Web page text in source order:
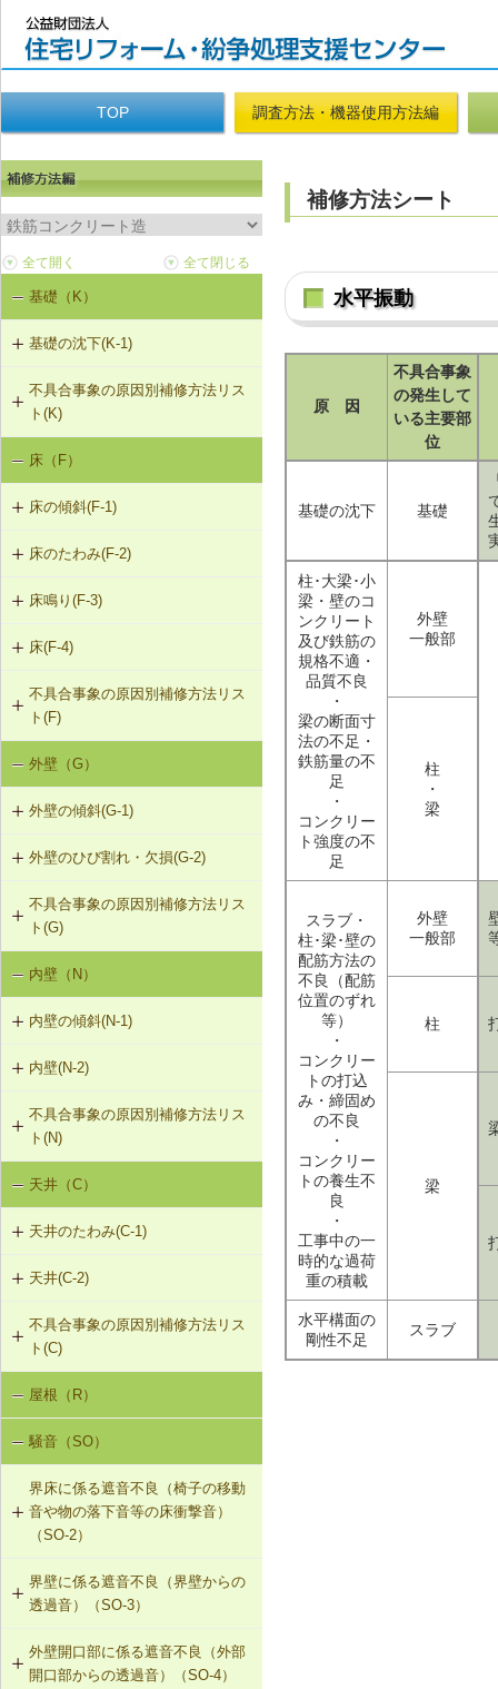
TOP 調査方法・機器使用方法編
基礎（K）
基礎の沈下(K-1)
K-1-702 耐圧版工法
K-1-703 グラウト注入工法
K-1-704 アンダーピニング工法
不具合事象の原因別補修方法リス
ト(K)
基礎の沈下（K-1）
床（F）
床の傾斜(F-1)
F-1-301 梁下への柱増設
F-1-304 梁の増打ち工法
F-1-305 片持ちスラブ下面への鉄骨
梁増設
床のたわみ(F-2)
F-2-301 スラブ上面へのかすがい筋
埋め込み
F-2-302 スラブ下面への鋼板張付け
F-2-303 スラブ下面への連続繊維シ
ート接着
設
F-2-305 セルフレベリング材による
床鳴り(F-3)
F-3-701 床下地・仕上材の張替え
床(F-4)
F-4-001 ビニル床シートの張替え
F-4-002 カーペットの張替え
F-4-701 フローリングの張替え
不具合事象の原因別補修方法リス
ト(F)
床の傾斜（F-1）
床のたわみ（F-2）
床鳴り（F-3）
外壁（G）
外壁の傾斜(G-1)
G-1-304 壁の打直し補修（耐力壁
等）
G-1-305 壁表層面の打直し補修
G-1-306 壁の構造スリットの補修
（非耐力壁）
外壁のひび割れ・欠損(G-2)
G-2-301 樹脂注入工法
G-2-302 Uカットシール材充填工法
G-2-303 シール工法
G-2-306 打直し工法
G-2-307 タイル張替え工法
G-2-308 アンカーピンニング工法
G-2-309 注入口付アンカーピンニン
グ工法
ル）
G-2-313 注入口付アンカーピンニン
G-2-701 シール工法（ALCパネル）
G-2-702 Uカットモルタル充填工法
（ALCパネル）
不具合事象の原因別補修方法リス
ト(G)
外壁の傾斜（G-1）
外壁のひび割れ・欠損（モルタル・
タイル張り）（G-2）
外壁のひび割れ・欠損（ALCパネ
ル）（G-2）
内壁（N）
内壁の傾斜(N-1)
N-1-001 下地材・仕上材の取替え
（内壁部）
内壁(N-2)
N-2-001 仕上材の張替え（内壁部）
不具合事象の原因別補修方法リス
ト(N)
内壁の傾斜（N-1）
天井（C）
天井のたわみ(C-1)
C-1-701 天井下地材・仕上材の張替
え
天井(C-2)
C-2-001 天井仕上材の張替え
不具合事象の原因別補修方法リス
ト(C)
天井のたわみ（C-1）
屋根（R）
騒音（SO）
界床に係る遮音不良（椅子の移動
音や物の落下音等の床衝撃音）
（SO-2）
SO-2-301 軽量床衝撃音に対する遮
音性能のある乾式二重床への交換
SO-2-302 軽量床衝撃音に対する遮
音性能のある直張り床への交換
界壁に係る遮音不良（界壁からの
透過音）（SO-3）
SO-3-301 せっこうボード直張り工
法の空げき部分へのモルタル充填
外壁開口部に係る遮音不良（外部
開口部からの透過音）（SO-4）
補修方法シート
水平振動
原 因
不具合事象
の発生して
いる主要部
位
基礎の沈下 基礎
柱･大梁･小
梁・壁のコ
ンクリート
及び鉄筋の
規格不適・
品質不良
・
梁の断面寸
法の不足・
鉄筋量の不
足
・
コンクリー
ト強度の不
足
外壁
一般部
柱
・
梁
スラブ・
柱･梁･壁の
配筋方法の
不良（配筋
位置のずれ
等）
・
コンクリー
トの打込
み・締固め
の不良
・
コンクリー
トの養生不
良
・
工事中の一
時的な過荷
重の積載
外壁
一般部
柱
梁
水平構面の
剛性不足
スラブ